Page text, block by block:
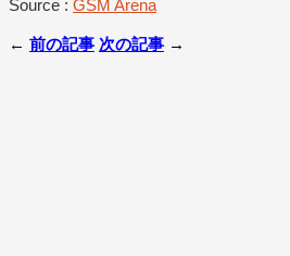
Source : GSM Arena
← 前の記事 次の記事 →